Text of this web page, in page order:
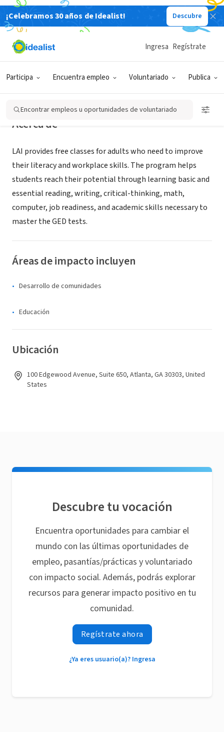
¡Celebramos 30 años de Idealist! Descubre
Participa Encuentra empleo Voluntariado Publica
Ingresa Regístrate
Encontrar empleos u oportunidades de voluntariado
ORGANIZACIÓN SIN FIN DE LUCRO
Literacy Action, Inc.
Acerca de
LAI provides free classes for adults who need to improve
their literacy and workplace skills. The program helps
students reach their potential through learning basic and
essential reading, writing, critical-thinking, math,
computer, job readiness, and academic skills necessary to
master the GED tests.
Áreas de impacto incluyen
Desarrollo de comunidades
Educación
Ubicación
100 Edgewood Avenue, Suite 650, Atlanta, GA 30303, United
States
Descubre tu vocación
Encuentra oportunidades para cambiar el
mundo con las últimas oportunidades de
empleo, pasantías/prácticas y voluntariado
con impacto social. Además, podrás explorar
recursos para generar impacto positivo en tu
comunidad.
Regístrate ahora
¿Ya eres usuario(a)? Ingresa